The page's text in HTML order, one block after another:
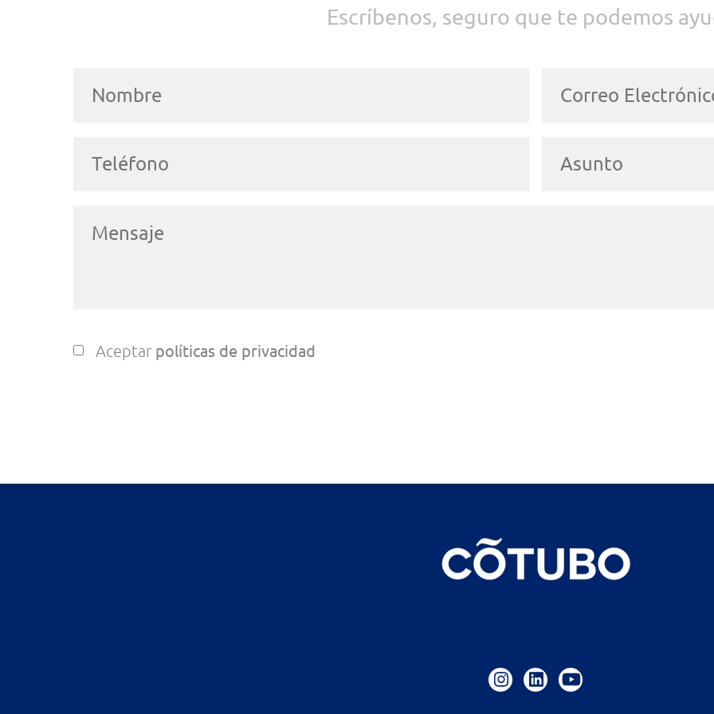
Escríbenos, seguro que te podemos
Aceptar políticas de privacidad